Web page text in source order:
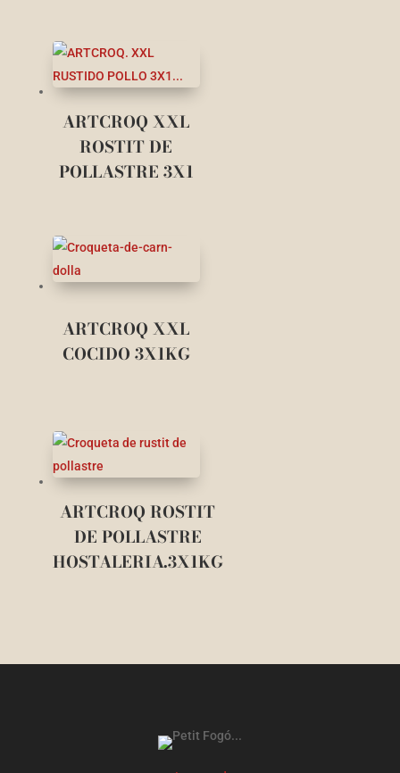
ARTCROQ XXL
ROSTIT DE
POLLASTRE 3X1
ARTCROQ XXL
COCIDO 3X1KG
ARTCROQ ROSTIT
DE POLLASTRE
HOSTALERIA.3X1KG